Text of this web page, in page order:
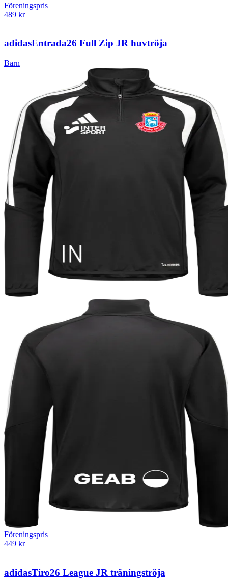
Föreningspris
489 kr
adidasEntrada26 Full Zip JR huvtröja
Barn
Föreningspris
449 kr
adidasTiro26 League JR träningströja